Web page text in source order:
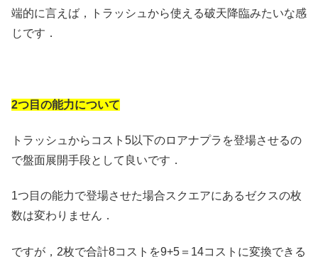
端的に言えば，トラッシュから使える破天降臨みたいな感
じです．
2つ目の能力について
トラッシュからコスト5以下のロアナプラを登場させるの
で盤面展開手段として良いです．
1つ目の能力で登場させた場合スクエアにあるゼクスの枚
数は変わりません．
ですが，2枚で合計8コストを9+5＝14コストに変換できる